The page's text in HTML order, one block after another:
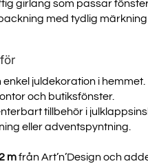
girlang som passar
med tydlig
juldekoration i hemmet.
och butiksfönster.
tillbehör i
eller adventspyntning.
mfrån Art’n’Design och